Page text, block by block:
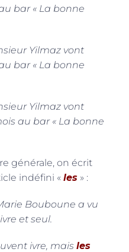
bar « La bonne
Yilmaz vont
bar « La bonne
Yilmaz vont
au bar « La bonne
générale, on écrit
indéfini « les » :
Bouboune a vu
et seul.
ivre, mais les